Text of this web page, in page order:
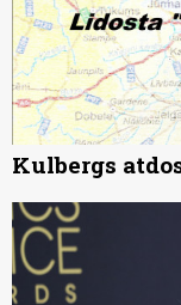
Kulbergs